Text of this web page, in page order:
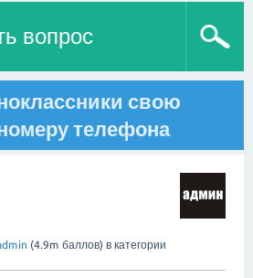
вопрос
свою
телефона
(4.9m баллов) в категории